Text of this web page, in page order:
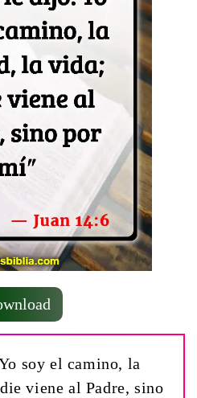
soy el camino, la
viene al Padre, sino